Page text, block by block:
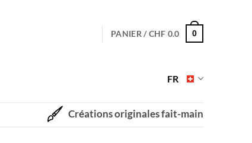
PANIER /CHF 0.0 0
FR
Créations originales fait-main